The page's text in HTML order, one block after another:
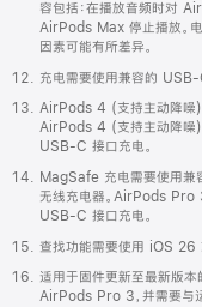
容包括：在播放音频时对
AirPods Max 停止播放。电
因素可能有所差异。
充电需要使用兼容的 USB-
AirPods 4 (支持主动降噪)
AirPods 4 (支持主动降噪
USB-C 接口充电。
MagSafe 充电需要使用兼
无线充电器。AirPods
USB-C 接口充电。
查找功能需要使用 iOS 26
适用于固件更新至最新版
AirPods Pro 3，并需要